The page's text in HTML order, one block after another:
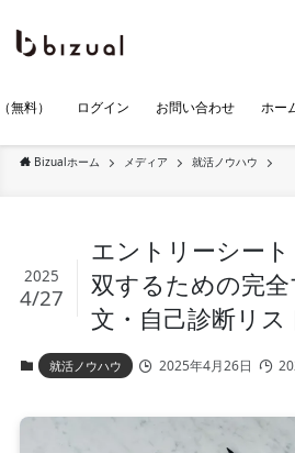
無料） ログイン お問い合わせ ホー
Bizualホーム メディア 就活ノウハウ
エントリーシー
双するための完
文・自己診断リス
2025
4/27
就活ノウハウ 2025年4月26日